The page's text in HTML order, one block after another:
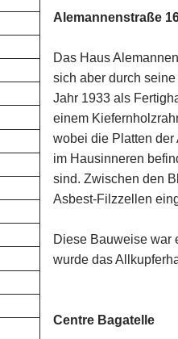
Alemannenstraße
Das Haus
sich aber durch
Jahr 1933 als
einem
wobei die Platten
im Hausinneren
sind. Zwischen den
Asbest-Filzzellen
Diese Bauweise war
wurde das
Centre Bagatelle